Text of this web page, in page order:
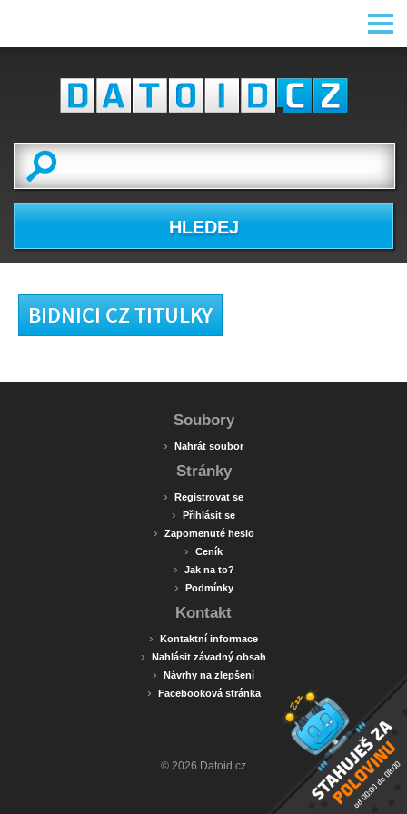
HLEDEJ
BIDNICI CZ TITULKY
Soubory
› Nahrát soubor
Stránky
› Registrovat se
› Přihlásit se
› Zapomenuté heslo
› Ceník
› Jak na to?
› Podmínky
Kontakt
› Kontaktní informace
› Nahlásit závadný obsah
› Návrhy na zlepšení
› Facebooková stránka
© 2026 Datoid.cz